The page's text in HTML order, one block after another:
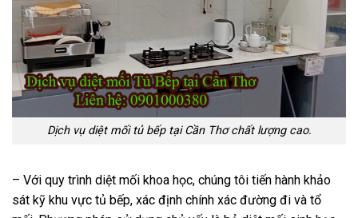
Dịch vụ diệt mối tủ bếp tại Cần Thơ chất lượng cao.
– Với quy trình diệt mối khoa học, chúng tôi tiến hành khảo
sát kỹ khu vực tủ bếp, xác định chính xác đường đi và tổ